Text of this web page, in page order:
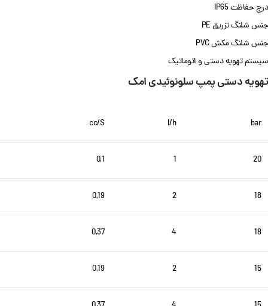
درج حفاظت IP65
جنس شلنگ تزریق PE
جنس شلنگ مکش PVC
سیستم تهویه دستی و اتوماتیک
تهویه دستی پمپ سلونوئیدی امک
bar
l/h
cc/S
20
1
0,1
18
2
0,19
18
4
0,37
15
2
0,19